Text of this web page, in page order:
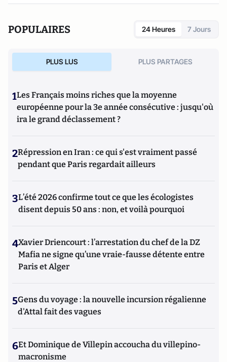
POPULAIRES 24 Heures 7 Jours
PLUS LUS PLUS PARTAGES
1Les Français moins riches que la moyenne
européenne pour la 3e année consécutive : jusqu'où
ira le grand déclassement ?
2Répression en Iran : ce qui s'est vraiment passé
pendant que Paris regardait ailleurs
3L’été 2026 confirme tout ce que les écologistes
disent depuis 50 ans : non, et voilà pourquoi
4Xavier Driencourt : l’arrestation du chef de la DZ
Mafia ne signe qu’une vraie-fausse détente entre
Paris et Alger
5Gens du voyage : la nouvelle incursion régalienne
d'Attal fait des vagues
6Et Dominique de Villepin accoucha du villepino-
macronisme